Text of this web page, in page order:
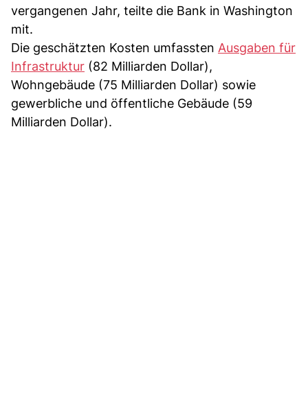
vergangenen Jahr, teilte die Bank in Washington
mit.
Die geschätzten Kosten umfassten Ausgaben für
Infrastruktur (82 Milliarden Dollar),
Wohngebäude (75 Milliarden Dollar) sowie
gewerbliche und öffentliche Gebäude (59
Milliarden Dollar).